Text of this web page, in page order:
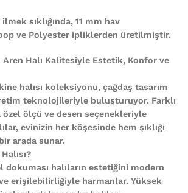
sıklığında, 11 mm hav
ve Polyester ipliklerden üretilmiştir.
Aren Halı Kalitesiyle Estetik, Konfor ve
halısı koleksiyonu, çağdaş tasarım
teknolojileriyle buluşturuyor. Farklı
özel ölçü ve desen seçenekleriyle
evinizin her köşesinde hem şıklığı
arada sunar.
dokuması halıların estetiğini modern
erişilebilirliğiyle harmanlar. Yüksek